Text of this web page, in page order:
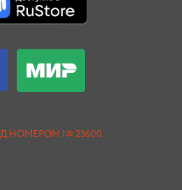
НОМЕРОМ № 23600.